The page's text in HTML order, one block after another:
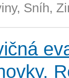
Sníh,